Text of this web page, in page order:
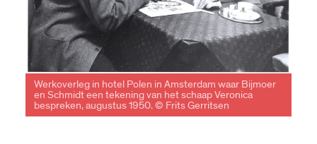
Werkoverleg in hotel Polen in Amsterdam waar Bijmoer
en Schmidt een tekening van het schaap Veronica
bespreken, augustus 1950. © Frits Gerritsen